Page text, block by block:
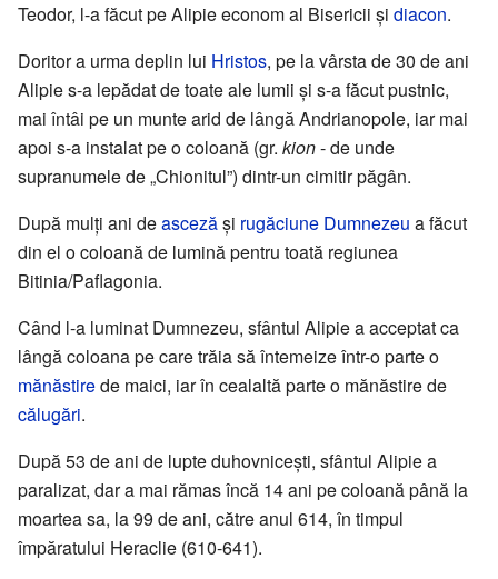
Teodor, l-a făcut pe Alipie econom al Bisericii și diacon.
Doritor a urma deplin lui Hristos, pe la vârsta de 30 de ani
Alipie s-a lepădat de toate ale lumii și s-a făcut pustnic,
mai întâi pe un munte arid de lângă Andrianopole, iar mai
apoi s-a instalat pe o coloană (gr. kion- de unde
supranumele de „Chionitul”) dintr-un cimitir păgân.
După mulți ani deascezăși rugăciune Dumnezeu a făcut
din el o coloană de lumină pentru toată regiunea
Bitinia/Paflagonia.
Când l-a luminat Dumnezeu, sfântul Alipie a acceptat ca
lângă coloana pe care trăia să întemeize într-o parte o
mănăstirede maici, iar în cealaltă parte o mănăstire de
călugări.
După 53 de ani de lupte duhovnicești, sfântul Alipie a
paralizat, dar a mai rămas încă 14 ani pe coloană până la
moartea sa, la 99 de ani, către anul 614, în timpul
împăratului Heraclie (610-641).